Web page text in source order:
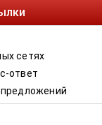
сетях
ответ